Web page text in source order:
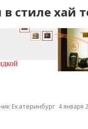
стиле хай
Екатеринбург 4 января